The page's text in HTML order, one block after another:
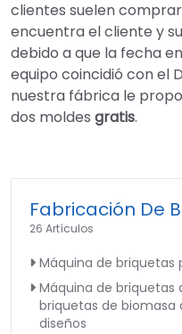
clientes suelen
encuentra el cliente y
debido a que la fecha
equipo coincidió con el
nuestra fábrica le
dos moldes gratis.
Fabricación De
26 Artículos
Máquina de briquetas
Máquina de briquetas
briquetas de biomasa
diseños